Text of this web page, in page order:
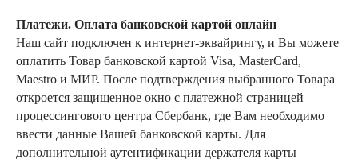
Платежи. Оплата банковской картой онлайн
Наш сайт подключен к интернет-эквайрингу, и Вы можете
оплатить Товар банковской картой Visa, MasterCard,
Maestro и МИР. После подтверждения выбранного Товара
откроется защищенное окно с платежной страницей
процессингового центра Сбербанк, где Вам необходимо
ввести данные Вашей банковской карты. Для
дополнительной аутентификации держателя карты